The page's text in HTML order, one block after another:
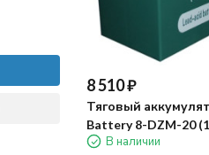
8 510₽
Тяговый
Battery 8-DZM-20
В наличии